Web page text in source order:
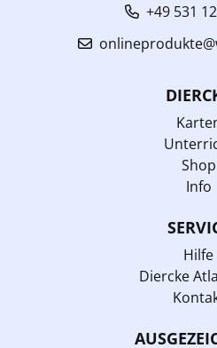
+49 531
Shop
Info
Hilfe
Diercke